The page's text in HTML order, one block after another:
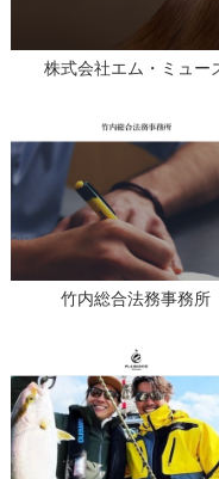
株式会社エム・ミュー
竹内総合法務事務所